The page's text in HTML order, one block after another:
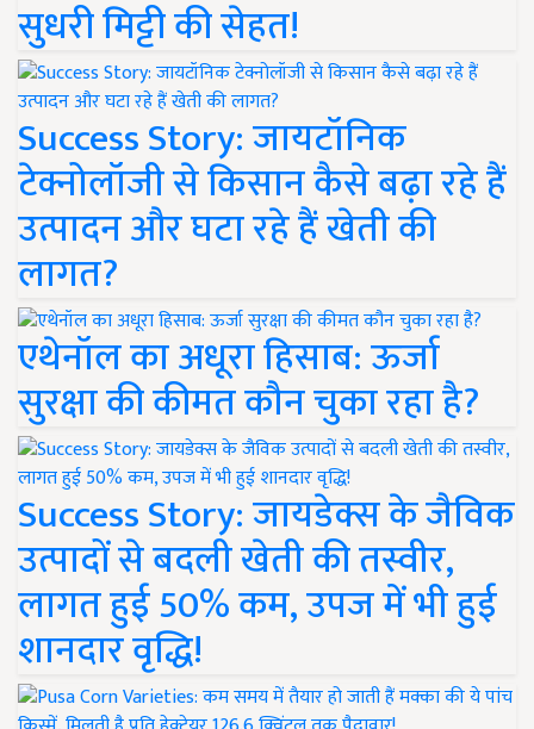
सुधरी मिट्टी की सेहत!
Success Story: जायटॉनिक
टेक्नोलॉजी से किसान कैसे बढ़ा रहे हैं
उत्पादन और घटा रहे हैं खेती की
लागत?
एथेनॉल का अधूरा हिसाब: ऊर्जा
सुरक्षा की कीमत कौन चुका रहा है?
Success Story: जायडेक्स के जैविक
उत्पादों से बदली खेती की तस्वीर,
लागत हुई 50% कम, उपज में भी हुई
शानदार वृद्धि!